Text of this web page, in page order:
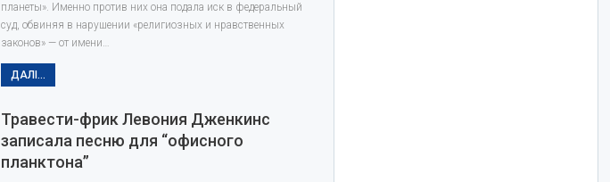
планеты». Именно против них она подала иск в федеральный
суд, обвиняя в нарушении «религиозных и нравственных
законов» — от имени…
ДАЛІ...
Травести-фрик Левония Дженкинс
записала песню для “офисного
планктона”